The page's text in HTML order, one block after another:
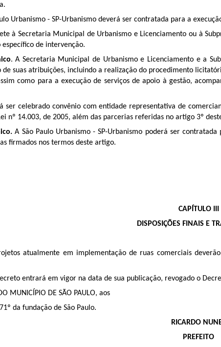
Urbanismo - SP-Urbanismo deverá ser contratada para a
à Secretaria Municipal de Urbanismo e Licenciamento ou à
de intervenção.
. A Secretaria Municipal de Urbanismo e Licenciamento e a
de suas atribuições, incluindo a realização do procedimento
como para a execução de serviços de apoio à gestão,
ser celebrado convênio com entidade representativa de
nº 14.003, de 2005, além das parcerias referidas no artigo 3º
A São Paulo Urbanismo - SP-Urbanismo poderá ser
firmados nos termos deste artigo.
CAPÍTULO III
DISPOSIÇÕES FINAIS E
atualmente em implementação de ruas comerciais
entrará em vigor na data de sua publicação, revogado o
MUNICÍPIO DE SÃO PAULO, aos
da fundação de São Paulo.
RICARDO
PREFEITO